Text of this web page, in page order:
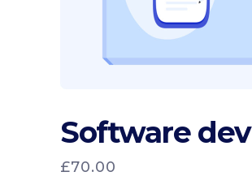
Software dev
£70.00